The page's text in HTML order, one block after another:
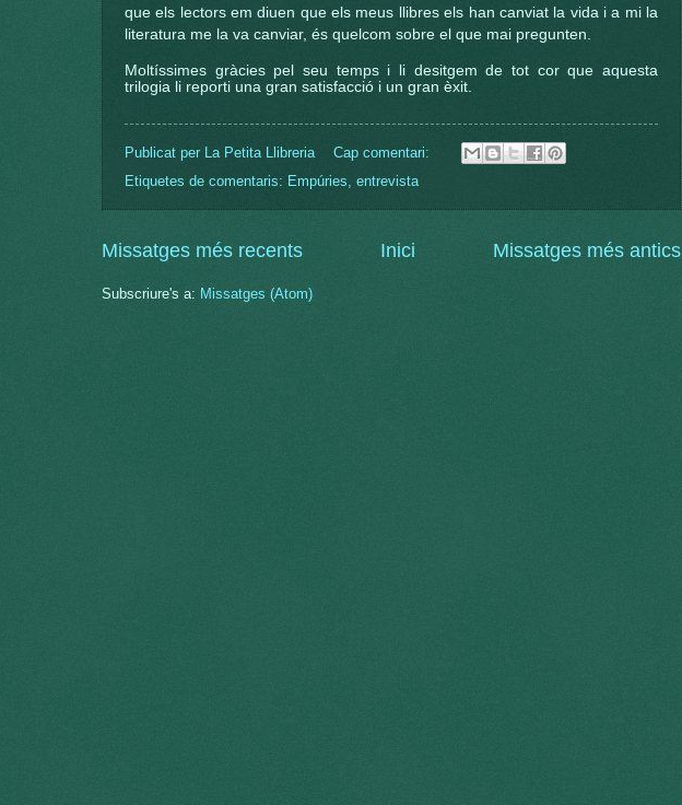
que els lectors em diuen que els meus llibres els han canviat la vida i a mi la
literatura me la va canviar, és quelcom sobre el que mai pregunten.
Moltíssimes gràcies pel seu temps i li desitgem de tot cor que aquesta
trilogia li reporti una gran satisfacció i un gran èxit.
Publicat per La Petita Llibreria
Cap comentari:
Etiquetes de comentaris: Empúries, entrevista
Missatges més recents Missatges més antics
Inici
Subscriure's a: Missatges (Atom)